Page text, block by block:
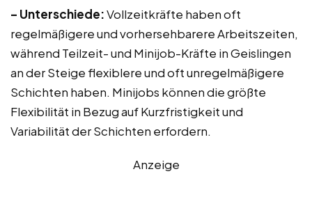
– Unterschiede:Vollzeitkräfte haben oft
regelmäßigere und vorhersehbarere Arbeitszeiten,
während Teilzeit- und Minijob-Kräfte in Geislingen
an der Steige flexiblere und oft unregelmäßigere
Schichten haben. Minijobs können die größte
Flexibilität in Bezug auf Kurzfristigkeit und
Variabilität der Schichten erfordern.
Anzeige